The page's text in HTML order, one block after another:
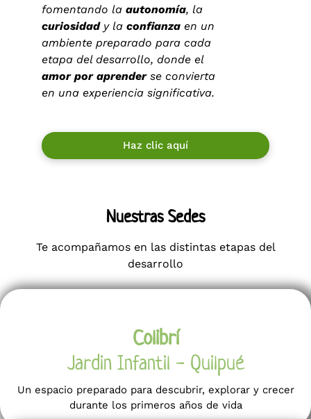
fomentando la autonomía, la
curiosidady la confianza en un
ambiente preparado para cada
etapa del desarrollo, donde el
amor por aprenderse convierta
en una experiencia significativa.
Haz clic aquí
Nuestras Sedes
Te acompañamos en las distintas etapas del
desarrollo
Colibrí
Jardin Infantil - Quilpué
Un espacio preparado para descubrir, explorar y crecer
durante los primeros años de vida